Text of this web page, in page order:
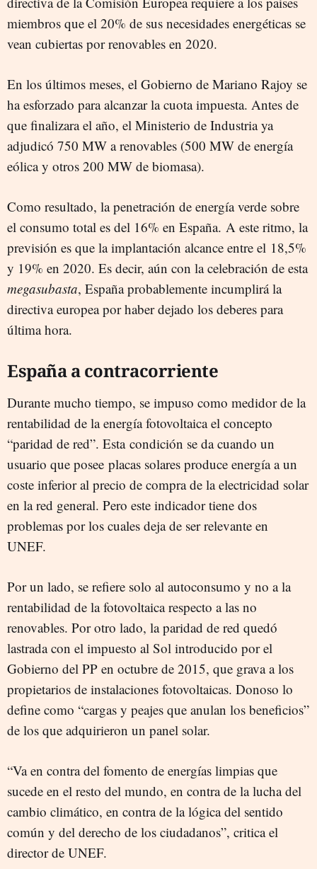
miembros que el 20% de sus necesidades energéticas se
vean cubiertas por renovables en 2020.
En los últimos meses, el Gobierno de Mariano Rajoy se
ha esforzado para alcanzar la cuota impuesta. Antes de
que finalizara el año, el Ministerio de Industria ya
adjudicó 750 MW a renovables (500 MW de energía
eólica y otros 200 MW de biomasa).
Como resultado, la penetración de energía verde sobre
el consumo total es del 16% en España. A este ritmo, la
previsión es que la implantación alcance entre el 18,5%
y 19% en 2020. Es decir, aún con la celebración de esta
megasubasta, España probablemente incumplirá la
directiva europea por haber dejado los deberes para
última hora.
España a contracorriente
Durante mucho tiempo, se impuso como medidor de la
rentabilidad de la energía fotovoltaica el concepto
“paridad de red”. Esta condición se da cuando un
usuario que posee placas solares produce energía a un
coste inferior al precio de compra de la electricidad solar
en la red general. Pero este indicador tiene dos
problemas por los cuales deja de ser relevante en
UNEF.
Por un lado, se refiere solo al autoconsumo y no a la
rentabilidad de la fotovoltaica respecto a las no
renovables. Por otro lado, la paridad de red quedó
lastrada con el impuesto al Sol introducido por el
Gobierno del PP en octubre de 2015, que grava a los
propietarios de instalaciones fotovoltaicas. Donoso lo
define como “cargas y peajes que anulan los beneficios”
de los que adquirieron un panel solar.
“Va en contra del fomento de energías limpias que
sucede en el resto del mundo, en contra de la lucha del
cambio climático, en contra de la lógica del sentido
común y del derecho de los ciudadanos”, critica el
director de UNEF.